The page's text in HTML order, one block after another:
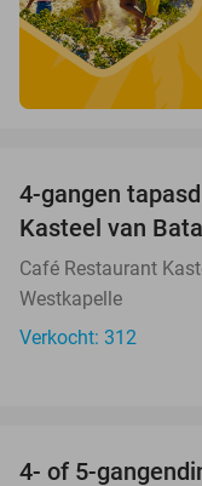
4-gangen
Kasteel van
Café Restaurant
Westkapelle
Verkocht: 312
4- of 5-